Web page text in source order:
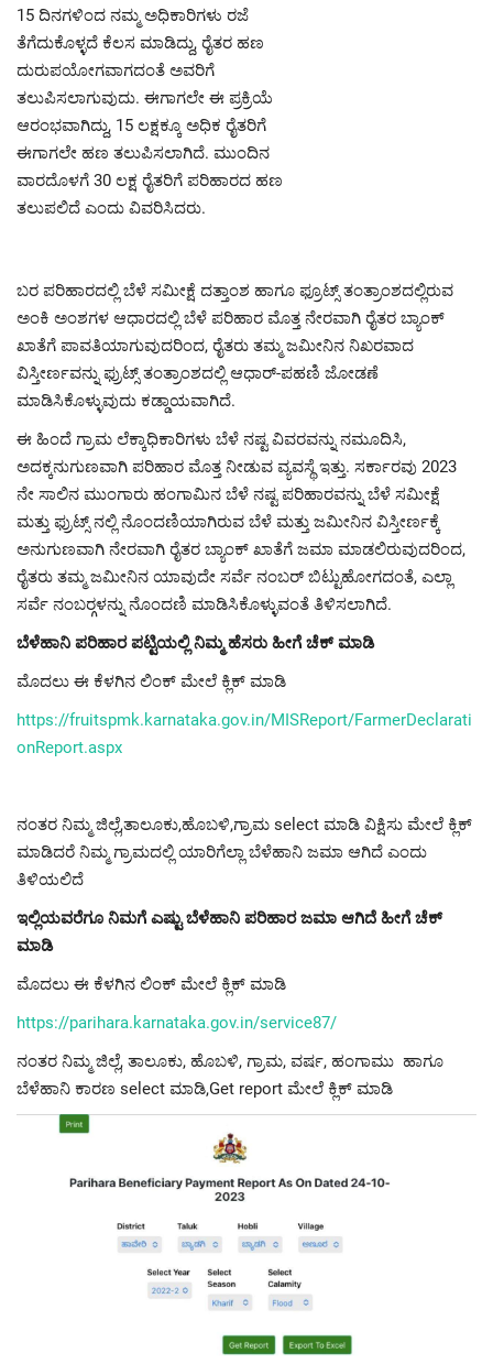
15 ದಿನಗಳಿಂದ ನಮ್ಮ ಅಧಿಕಾರಿಗಳು ರಜೆ
ತೆಗೆದುಕೊಳ್ಳದೆ ಕೆಲಸ ಮಾಡಿದ್ದು, ರೈತರ ಹಣ
ದುರುಪಯೋಗವಾಗದಂತೆ ಅವರಿಗೆ
ತಲುಪಿಸಲಾಗುವುದು. ಈಗಾಗಲೇ ಈ ಪ್ರಕ್ರಿಯೆ
ಆರಂಭವಾಗಿದ್ದು, 15 ಲಕ್ಷಕ್ಕೂ ಅಧಿಕ ರೈತರಿಗೆ
ಈಗಾಗಲೇ ಹಣ ತಲುಪಿಸಲಾಗಿದೆ. ಮುಂದಿನ
ವಾರದೊಳಗೆ 30 ಲಕ್ಷ ರೈತರಿಗೆ ಪರಿಹಾರದ ಹಣ
ತಲುಪಲಿದೆ ಎಂದು ವಿವರಿಸಿದರು.
ಬರ ಪರಿಹಾರದಲ್ಲಿ ಬೆಳೆ ಸಮೀಕ್ಷೆ ದತ್ತಾಂಶ ಹಾಗೂ ಫ್ರೂಟ್ಸ್ ತಂತ್ರಾಂಶದಲ್ಲಿರುವ
ಅಂಕಿ ಅಂಶಗಳ ಆಧಾರದಲ್ಲಿ ಬೆಳೆ ಪರಿಹಾರ ಮೊತ್ತ ನೇರವಾಗಿ ರೈತರ ಬ್ಯಾಂಕ್
ಖಾತೆಗೆ ಪಾವತಿಯಾಗುವುದರಿಂದ, ರೈತರು ತಮ್ಮ ಜಮೀನಿನ ನಿಖರವಾದ
ವಿಸ್ತೀರ್ಣವನ್ನು ಫ್ರುಟ್ಸ್ ತಂತ್ರಾಂಶದಲ್ಲಿ ಆಧಾರ್-ಪಹಣಿ ಜೋಡಣೆ
ಮಾಡಿಸಿಕೊಳ್ಳುವುದು ಕಡ್ಡಾಯವಾಗಿದೆ.
ಈ ಹಿಂದೆ ಗ್ರಾಮ ಲೆಕ್ಕಾಧಿಕಾರಿಗಳು ಬೆಳೆ ನಷ್ಟ ವಿವರವನ್ನು ನಮೂದಿಸಿ,
ಅದಕ್ಕನುಗುಣವಾಗಿ ಪರಿಹಾರ ಮೊತ್ತ ನೀಡುವ ವ್ಯವಸ್ಥೆ ಇತ್ತು. ಸರ್ಕಾರವು 2023
ನೇ ಸಾಲಿನ ಮುಂಗಾರು ಹಂಗಾಮಿನ ಬೆಳೆ ನಷ್ಟ ಪರಿಹಾರವನ್ನು ಬೆಳೆ ಸಮೀಕ್ಷೆ
ಮತ್ತು ಫ್ರುಟ್ಸ್ ನಲ್ಲಿ ನೊಂದಣಿಯಾಗಿರುವ ಬೆಳೆ ಮತ್ತು ಜಮೀನಿನ ವಿಸ್ತೀರ್ಣಕ್ಕೆ
ಅನುಗುಣವಾಗಿ ನೇರವಾಗಿ ರೈತರ ಬ್ಯಾಂಕ್ ಖಾತೆಗೆ ಜಮಾ ಮಾಡಲಿರುವುದರಿಂದ,
ರೈತರು ತಮ್ಮ ಜಮೀನಿನ ಯಾವುದೇ ಸರ್ವೆ ನಂಬರ್ ಬಿಟ್ಟುಹೋಗದಂತೆ, ಎಲ್ಲಾ
ಸರ್ವೆ ನಂಬರ್‍ಗಳನ್ನು ನೊಂದಣಿ ಮಾಡಿಸಿಕೊಳ್ಳುವಂತೆ ತಿಳಿಸಲಾಗಿದೆ.
ಬೆಳೆಹಾನಿ ಪರಿಹಾರ ಪಟ್ಟಿಯಲ್ಲಿ ನಿಮ್ಮ ಹೆಸರು ಹೀಗೆ ಚೆಕ್ ಮಾಡಿ
ಮೊದಲು ಈ ಕೆಳಗಿನ ಲಿಂಕ್ ಮೇಲೆ ಕ್ಲಿಕ್ ಮಾಡಿ
https://fruitspmk.karnataka.gov.in/MISReport/FarmerDeclarati
onReport.aspx
ನಂತರ ನಿಮ್ಮ ಜಿಲ್ಲೆ,ತಾಲೂಕು,ಹೊಬಳಿ,ಗ್ರಾಮ select ಮಾಡಿ ವಿಕ್ಷಿಸು ಮೇಲೆ ಕ್ಲಿಕ್
ಮಾಡಿದರೆ ನಿಮ್ಮ ಗ್ರಾಮದಲ್ಲಿ ಯಾರಿಗೆಲ್ಲಾ ಬೆಳೆಹಾನಿ ಜಮಾ ಆಗಿದೆ ಎಂದು
ತಿಳಿಯಲಿದೆ
ಇಲ್ಲಿಯವರೆಗೂ ನಿಮಗೆ ಎಷ್ಟು ಬೆಳೆಹಾನಿ ಪರಿಹಾರ ಜಮಾ ಆಗಿದೆ ಹೀಗೆ ಚೆಕ್
ಮಾಡಿ
ಮೊದಲು ಈ ಕೆಳಗಿನ ಲಿಂಕ್ ಮೇಲೆ ಕ್ಲಿಕ್ ಮಾಡಿ
https://parihara.karnataka.gov.in/service87/
ನಂತರ ನಿಮ್ಮ ಜಿಲ್ಲೆ, ತಾಲೂಕು, ಹೊಬಳಿ, ಗ್ರಾಮ, ವರ್ಷ, ಹಂಗಾಮು ಹಾಗೂ
ಬೆಳೆಹಾನಿ ಕಾರಣ select ಮಾಡಿ,Get report ಮೇಲೆ ಕ್ಲಿಕ್ ಮಾಡಿ